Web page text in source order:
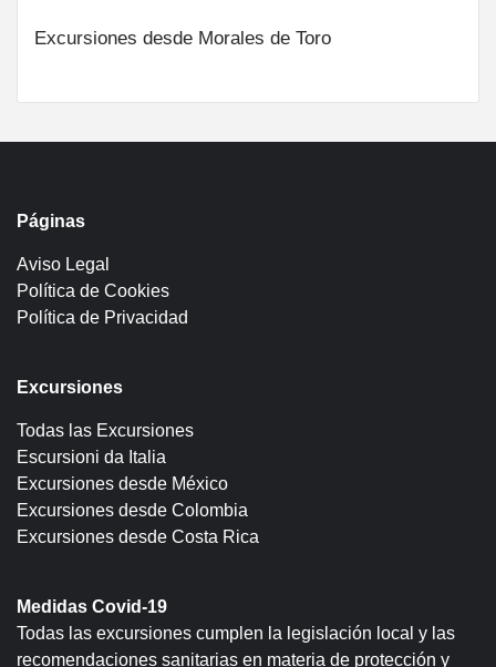
Excursiones desde Morales de Toro
Páginas
Aviso Legal
Política de Cookies
Política de Privacidad
Excursiones
Todas las Excursiones
Escursioni da Italia
Excursiones desde México
Excursiones desde Colombia
Excursiones desde Costa Rica
Medidas Covid-19
Todas las excursiones cumplen la legislación local y las
recomendaciones sanitarias en materia de protección y